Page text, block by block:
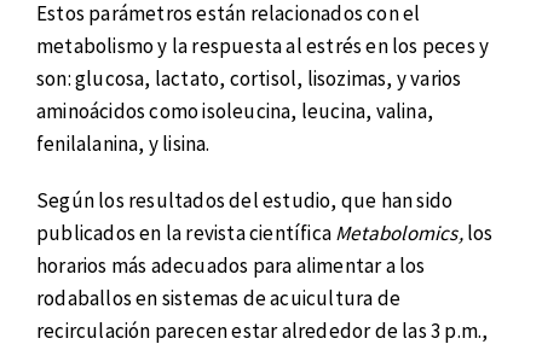
Estos parámetros están relacionados con el
metabolismo y la respuesta al estrés en los peces y
son: glucosa, lactato, cortisol, lisozimas, y varios
aminoácidos como isoleucina, leucina, valina,
fenilalanina, y lisina.
Según los resultados del estudio, que han sido
publicados en la revista científicaMetabolomics,los
horarios más adecuados para alimentar a los
rodaballos en sistemas de acuicultura de
recirculación parecen estar alrededor de las 3 p.m.,